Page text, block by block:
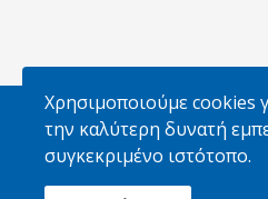
Απαγορεύεται η
χωρίς την έγγραφη
κατόχων
Χρησιμοποιούμε cookies
την καλύτερη δυνατή
συγκεκριμένο ιστότοπο.